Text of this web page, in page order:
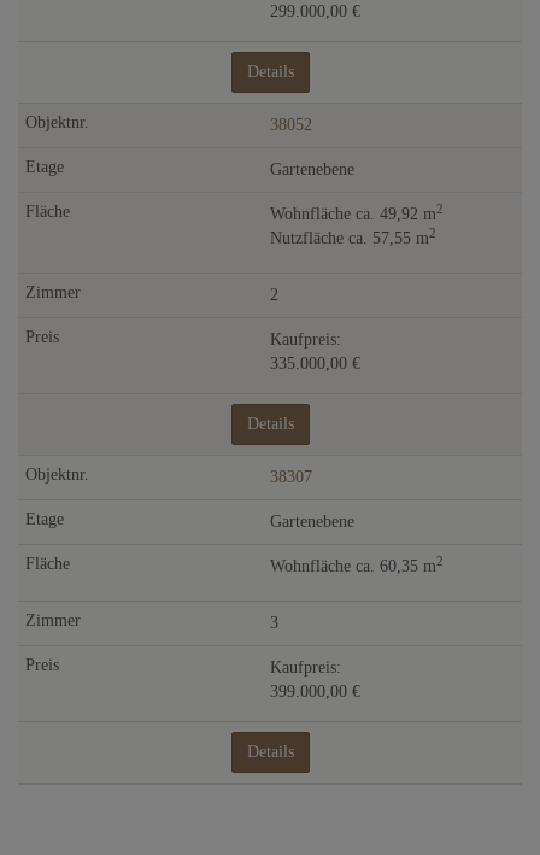
299.000,00 €
Details
38052
Gartenebene
Wohnfläche ca. 49,92 m2
Nutzfläche ca. 57,55 m2
2
Kaufpreis:
335.000,00 €
Details
38307
Gartenebene
Wohnfläche ca. 60,35 m2
3
Kaufpreis:
399.000,00 €
Details